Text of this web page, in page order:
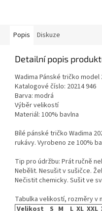
Popis Diskuze
Detailní popis
Wadima Pánské tričko
Katalogové číslo: 20214 946
Barva: modrá
Výběr velikostí
Materiál: 100% bavlna
Bílé pánské tričko Wadima
rukávy. Vyrobeno ze 100%
Tip pro údržbu: Prát ručně
Nebělit. Nesušit v sušičce.
Nečistit chemicky. Sušit ve
Tabulka velikostí, rozměry v